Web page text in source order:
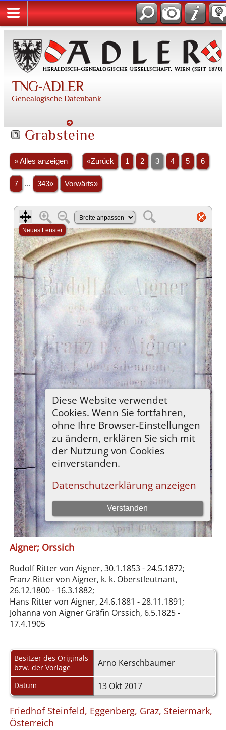
TNG-ADLER
Genealogische Datenbank
Grabsteine
» Alles anzeigen «Zurück 1 2 3 4 5 6
7 ... 343» Vorwärts»
Aigner; Orssich
Rudolf Ritter von Aigner, 30.1.1853 - 24.5.1872;
Franz Ritter von Aigner, k. k. Oberstleutnant,
26.12.1800 - 16.3.1882;
Hans Ritter von Aigner, 24.6.1881 - 28.11.1891;
Johanna von Aigner Gräfin Orssich, 6.5.1825 -
17.4.1905
Besitzer des Originals
bzw. der Vorlage
Arno Kerschbaumer
Datum 13 Okt 2017
Friedhof Steinfeld, Eggenberg, Graz, Steiermark,
Österreich